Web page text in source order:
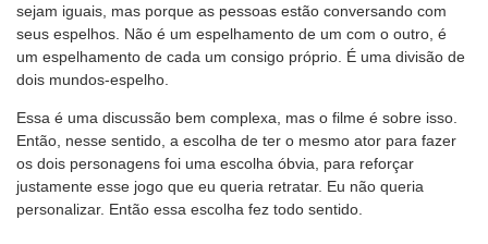
sejam iguais, mas porque as pessoas estão conversando com
seus espelhos. Não é um espelhamento de um com o outro, é
um espelhamento de cada um consigo próprio. É uma divisão de
dois mundos-espelho.
Essa é uma discussão bem complexa, mas o filme é sobre isso.
Então, nesse sentido, a escolha de ter o mesmo ator para fazer
os dois personagens foi uma escolha óbvia, para reforçar
justamente esse jogo que eu queria retratar. Eu não queria
personalizar. Então essa escolha fez todo sentido.